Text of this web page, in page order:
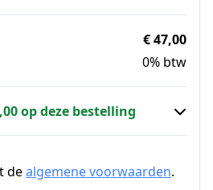
€ 47,00
0% btw
op deze bestelling
dealgemene voorwaarden.